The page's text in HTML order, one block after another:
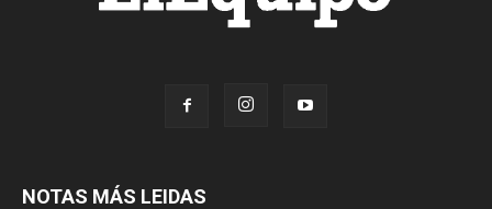
NOTAS MÁS LEIDAS